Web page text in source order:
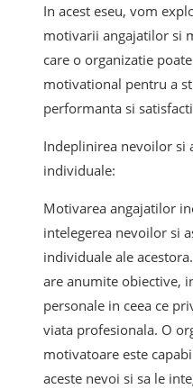
In acest eseu, vom
motivarii angajatilor si
care o organizatie
motivational pentru a
performanta si
Indeplinirea nevoilor si
individuale:
Motivarea angajatilor
intelegerea nevoilor si
individuale ale
are anumite obiective,
personale in ceea ce
viata profesionala. O
motivatoare este
aceste nevoi si sa le